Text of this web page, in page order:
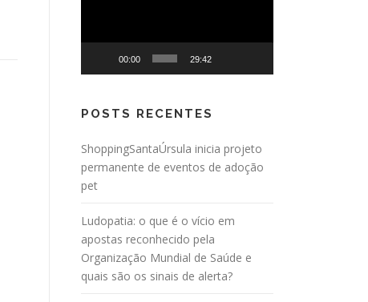
00:00 29:42
POSTS RECENTES
ShoppingSantaÚrsula inicia projeto
permanente de eventos de adoção
pet
Ludopatia: o que é o vício em
apostas reconhecido pela
Organização Mundial de Saúde e
quais são os sinais de alerta?